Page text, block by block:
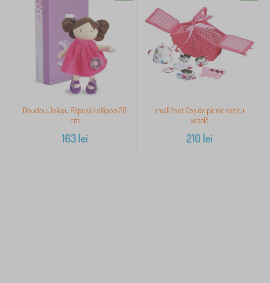
Doudou Jolijou Păpușă Lollipop 28
cm
163lei
small foot Coș de picnic roz cu
veselă
210 lei